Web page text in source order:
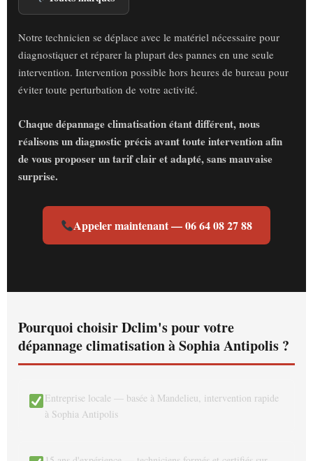
Notre technicien se déplace avec le matériel nécessaire pour
diagnostiquer et réparer la plupart des pannes en une seule
intervention. Intervention possible hors heures de bureau pour
éviter toute perturbation de votre activité.
Chaque dépannage climatisation étant différent, nous
réalisons un diagnostic précis avant toute intervention afin
de vous proposer un tarif clair et adapté, sans mauvaise
surprise.
Appeler maintenant — 06 64 08 27 88
Pourquoi choisir Dclim's pour votre
dépannage climatisation à Sophia Antipolis ?
Entreprise locale — basée à Mandelieu, intervention rapide
à Sophia Antipolis